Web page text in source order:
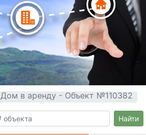
Дом в аренду - Объект №110382
Найти